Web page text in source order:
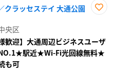
クラッセステイ 大通公園
録
央区
歓迎】大通周辺ビジネスユーザ
駅近★Wi-Fi光回線無料★
も可